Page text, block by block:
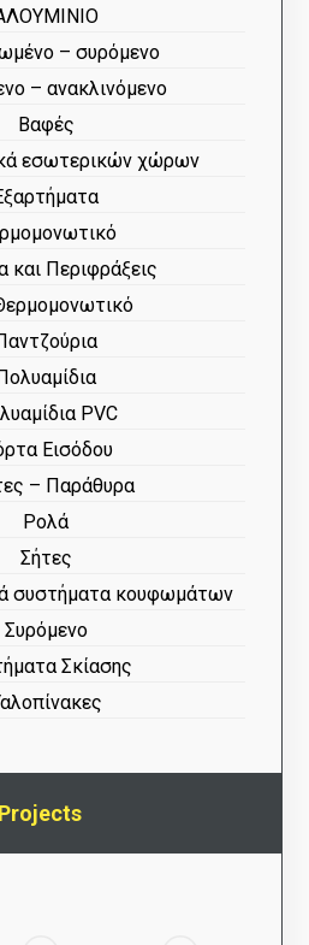
– συρόμενο
– ανακλινόμενο
Βαφές
εσωτερικών χώρων
και Περιφράξεις
Πολυαμίδια
PVC
Εισόδου
– Παράθυρα
Ρολά
Σήτες
συστήματα κουφωμάτων
Συρόμενο
Σκίασης
Projects